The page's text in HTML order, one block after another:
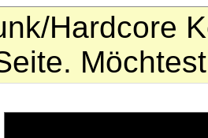
Hardcore